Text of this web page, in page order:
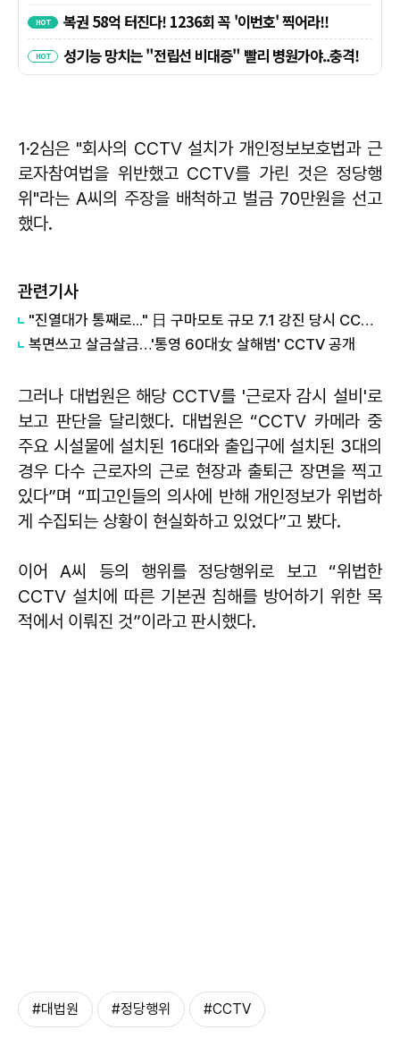
1·2심은 "회사의 CCTV 설치가 개인정보보호법과 근
로자참여법을 위반했고 CCTV를 가린 것은 정당행
위"라는 A씨의 주장을 배척하고 벌금 70만원을 선고
했다.
관련기사
"진열대가 통째로..." 日 구마모토 규모 7.1 강진 당시 CCTV 영상 보니
복면쓰고 살금살금…'통영 60대女 살해범' CCTV 공개
그러나 대법원은 해당 CCTV를 '근로자 감시 설비'로
보고 판단을 달리했다. 대법원은 “CCTV 카메라 중
주요 시설물에 설치된 16대와 출입구에 설치된 3대의
경우 다수 근로자의 근로 현장과 출퇴근 장면을 찍고
있다”며 “피고인들의 의사에 반해 개인정보가 위법하
게 수집되는 상황이 현실화하고 있었다”고 봤다.
이어 A씨 등의 행위를 정당행위로 보고 “위법한
CCTV 설치에 따른 기본권 침해를 방어하기 위한 목
적에서 이뤄진 것”이라고 판시했다.
#대법원 #정당행위 #CCTV